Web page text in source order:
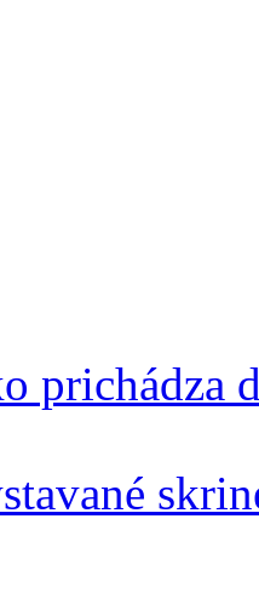
prichádza